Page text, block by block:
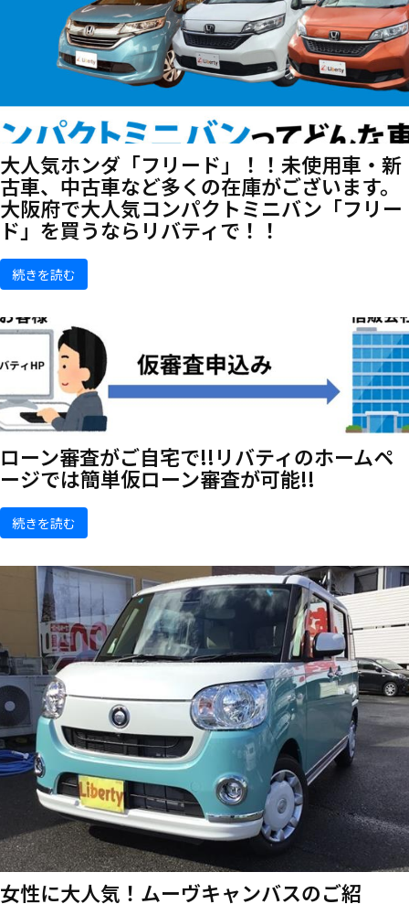
大人気ホンダ「フリード」！！未使用車・新
古車、中古車など多くの在庫がございます。
大阪府で大人気コンパクトミニバン「フリー
ド」を買うならリバティで！！
続きを読む
ローン審査がご自宅で!!リバティのホームペ
ージでは簡単仮ローン審査が可能!!
続きを読む
女性に大人気！ムーヴキャンバスのご紹